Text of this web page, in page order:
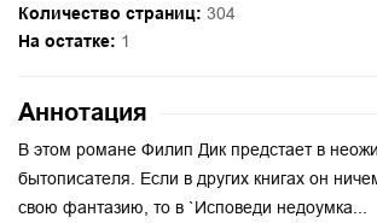
Количество страниц: 304
На остатке: 1
Аннотация
В этом романе Филип Дик предстает в
бытописателя. Если в других книгах он
свою фантазию, то в `Исповеди недоумка...